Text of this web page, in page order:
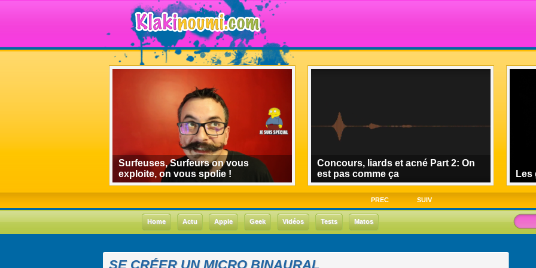
Surfeuses, Surfeurs on vous
exploite, on vous spolie !
Concours, liards et acné Part 2: On
est pas comme ça
Les
PREC SUIV
Home Actu Apple Geek Vidéos Tests Matos
SE CRÉER UN MICRO BINAURAL